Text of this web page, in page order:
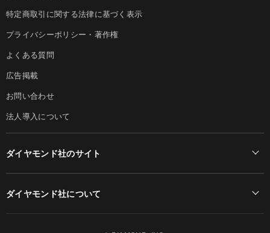
特定商取引に関する法律に基づく表示
プライバシーポリシー・著作権
よくある質問
広告掲載
お問い合わせ
法人導入について
ダイヤモンド社のサイト
ダイヤモンド社について